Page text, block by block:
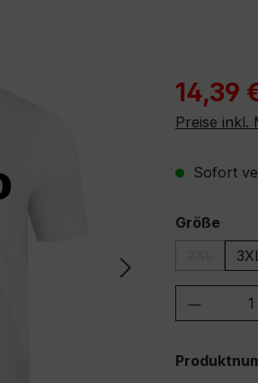
14,39
Preise inkl.
Sofort
Größe
(Diese